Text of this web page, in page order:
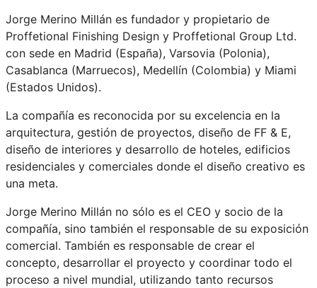
Jorge Merino Millán es fundador y propietario de
Proffetional Finishing Design y Proffetional Group Ltd.
con sede en Madrid (España), Varsovia (Polonia),
Casablanca (Marruecos), Medellín (Colombia) y Miami
(Estados Unidos).
La compañía es reconocida por su excelencia en la
arquitectura, gestión de proyectos, diseño de FF & E,
diseño de interiores y desarrollo de hoteles, edificios
residenciales y comerciales donde el diseño creativo es
una meta.
Jorge Merino Millán no sólo es el CEO y socio de la
compañía, sino también el responsable de su exposición
comercial. También es responsable de crear el
concepto, desarrollar el proyecto y coordinar todo el
proceso a nivel mundial, utilizando tanto recursos